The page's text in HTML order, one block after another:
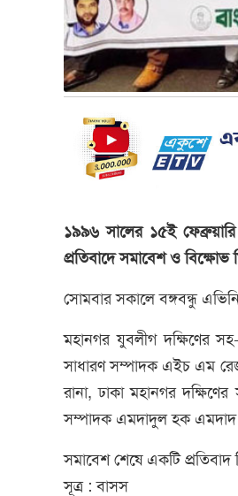
১৯৯৬ সালের ১৫ই
প্রতিবাদে সমাবেশ ও
সোমবার সকালে বঙ্গবন্ধু
মহানগর যুবলীগ দক্ষিণের
সাধারণ সম্পাদক এইচ এম
রানা, ঢাকা মহানগর
সম্পাদক এমদাদুল হক এমদাদ
সমাবেশ শেষে একটি
সূত্র : বাসস